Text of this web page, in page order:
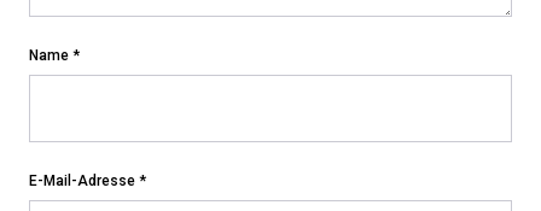
Name *
E-Mail-Adresse *